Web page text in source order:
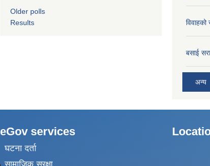
Older polls
Results
विवाहको
बसाई
अन्य
eGov services
घटना दर्ता